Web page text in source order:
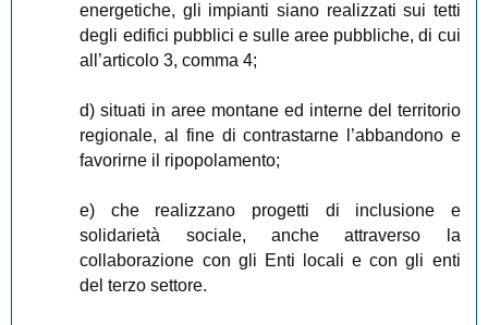
energetiche, gli impianti siano realizzati sui tetti
degli edifici pubblici e sulle aree pubbliche, di cui
all’articolo 3, comma 4;
d) situati in aree montane ed interne del territorio
regionale, al fine di contrastarne l’abbandono e
favorirne il ripopolamento;
e) che realizzano progetti di inclusione e
solidarietà sociale, anche attraverso la
collaborazione con gli Enti locali e con gli enti
del terzo settore.